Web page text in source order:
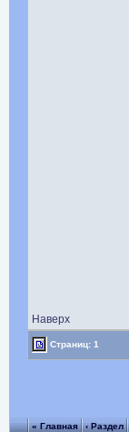
Наверх
Страниц: 1
« Главная ‹ Раздел